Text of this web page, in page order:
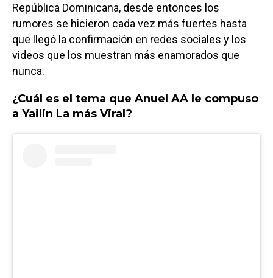
República Dominicana, desde entonces los
rumores se hicieron cada vez más fuertes hasta
que llegó la confirmación en redes sociales y los
videos que los muestran más enamorados que
nunca.
¿Cuál es el tema que Anuel AA le compuso
a Yailin La más Viral?